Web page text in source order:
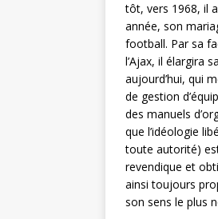
tôt, vers 1968, il
année, son
football. Par sa
l’Ajax, il élargira
aujourd’hui, qui
de gestion
des manuels
que l’idéologie
toute autorité)
revendique et
ainsi toujours
son sens le plus